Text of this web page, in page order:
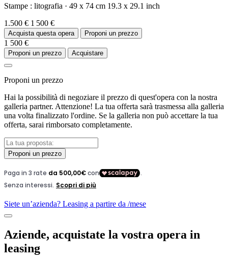
Stampe : litografia · 49 x 74 cm 19.3 x 29.1 inch
1.500 € 1 500 €
Acquista questa opera Proponi un prezzo
1 500 €
Proponi un prezzo Acquistare
Proponi un prezzo
Hai la possibilità di negoziare il prezzo di quest'opera con la nostra
galleria partner. Attenzione! La tua offerta sarà trasmessa alla galleria
una volta finalizzato l'ordine. Se la galleria non può accettare la tua
offerta, sarai rimborsato completamente.
Proponi un prezzo
Siete un’azienda? Leasing a partire da /mese
Aziende, acquistate la vostra opera in
leasing